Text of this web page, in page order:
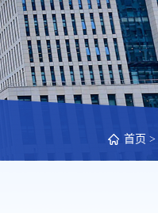
首页 >